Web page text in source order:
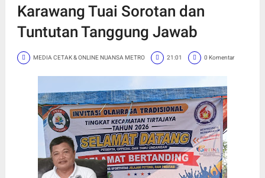
Karawang Tuai Sorotan dan
Tuntutan Tanggung Jawab
MEDIA CETAK & ONLINE NUANSA METRO 21:01 0 Komentar